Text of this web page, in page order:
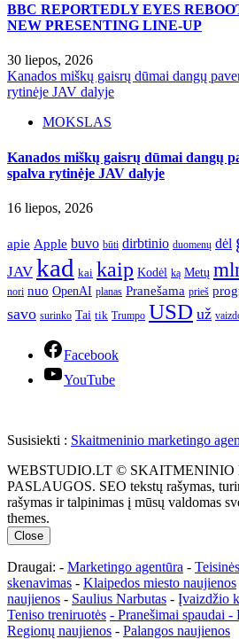
BBC REPORTEDLY EYES
NEW PRESENTING LINE-UP
30 liepos, 2026
Kanados miškų gaisrų dūmai dangų
rytinėje JAV dalyje
MOKSLAS
Kanados miškų gaisrų dūmai dangų
spalva rytinėje JAV dalyje
16 liepos, 2026
apie Apple buvo būti dirbtinio duomenų dėl
JAV kad kai kaip Kodėl ką Metų
nori nuo OpenAI planas Pranešama prieš
savo surinko Tai tik Trumpo USD už
Facebook
YouTube
Susisiekti : Skaitmeninio marketingo
WEBSTUDIO.LT © SKAITMENINIO
PASLAUGOS. SEO tekstų rašymas,
rašymas ir talpinimas į mūsų valdomas
themes.
Close
Draugai: - Marketingo agentūra -
skenavimas - Klaipedos miesto naujienos
naujienos - Saulius Narbutas - Įvaizdžio
Teniso treniruotės - Pranešimai spaudai -
Regionų naujienos - Palangos naujienos